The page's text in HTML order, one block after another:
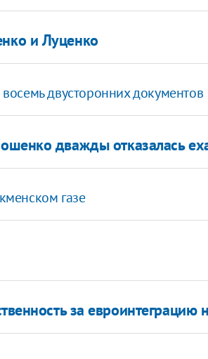
и Луценко
двусторонних документов
дважды отказалась
газе
за евроинтеграцию